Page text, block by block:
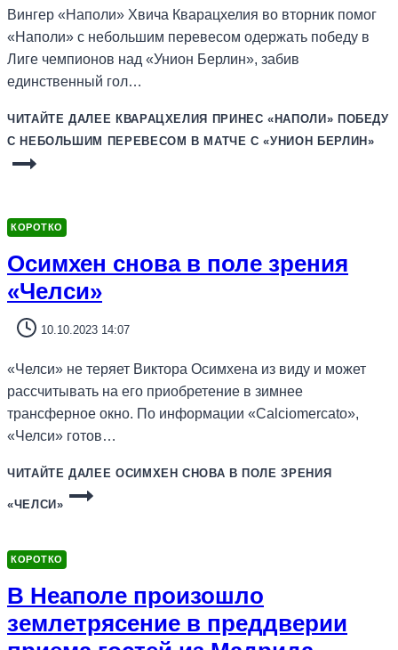
Вингер «Наполи» Хвича Кварацхелия во вторник помог
«Наполи» с небольшим перевесом одержать победу в
Лиге чемпионов над «Унион Берлин», забив
единственный гол…
ЧИТАЙТЕ ДАЛЕЕ КВАРАЦХЕЛИЯ ПРИНЕС «НАПОЛИ» ПОБЕДУ
С НЕБОЛЬШИМ ПЕРЕВЕСОМ В МАТЧЕ С «УНИОН БЕРЛИН»
КОРОТКО
Осимхен снова в поле зрения
«Челси»
10.10.2023 14:07
«Челси» не теряет Виктора Осимхена из виду и может
рассчитывать на его приобретение в зимнее
трансферное окно. По информации «Calciomercato»,
«Челси» готов…
ЧИТАЙТЕ ДАЛЕЕ ОСИМХЕН СНОВА В ПОЛЕ ЗРЕНИЯ
«ЧЕЛСИ»
КОРОТКО
В Неаполе произошло
землетрясение в преддверии